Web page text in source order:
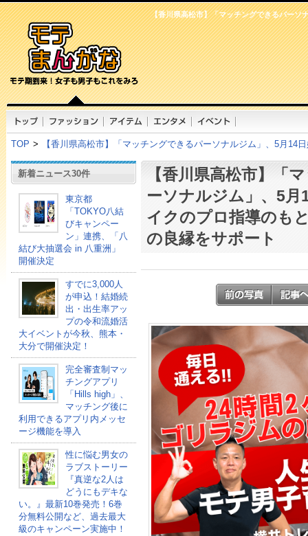
【香川県高松市】「マッチングできるパーソ
TOP > 【香川県高松市】「マッチングできるパーソナルジム」、5月
新着ニュース30件
東京都
「TOKYO八結
びキャンペー
ン」連携、「八
結び大抽選会 in 八重洲」
開催決定
すでに3,000人
が申込！結婚続
出・出生率アッ
プの令和流婚活
大イベントが今秋、熊本・
大分で開催決定！
完全審査制マッ
チングアプリ
「Hills high」、
マッチング後に
利用できるアプリ内メッセ
ージ機能を導入
性に悩む男女の
ラブストーリー
『真逆な2人は
どうにもデキな
い。』最新10巻発売！6巻
分無料公開など、過去最大
級のキャンペーン実施中！
【香川県高松市】「
ーソナルジム」、5月
イクのプロ指導のも
の良縁をサポート